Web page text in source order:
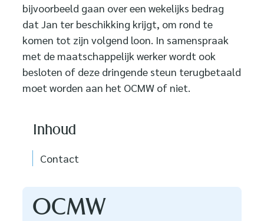
bijvoorbeeld gaan over een wekelijks bedrag
dat Jan ter beschikking krijgt, om rond te
komen tot zijn volgend loon. In samenspraak
met de maatschappelijk werker wordt ook
besloten of deze dringende steun terugbetaald
moet worden aan het OCMW of niet.
Inhoud
Contact
OCMW